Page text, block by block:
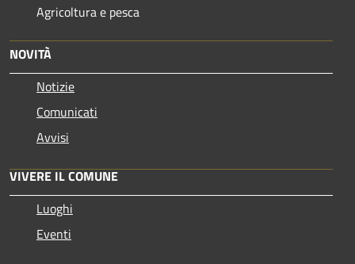
Agricoltura e pesca
NOVITÀ
Notizie
Comunicati
Avvisi
VIVERE IL COMUNE
Luoghi
Eventi